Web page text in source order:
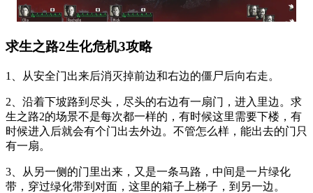
求生之路2生化危机3攻略
1、从安全门出来后消灭掉前边和右边的僵尸后向右走。
2、沿着下坡路到尽头，尽头的右边有一扇门，进入里边。求
生之路2的场景不是每次都一样的，有时候这里需要下楼，有
时候进入后就会有个门出去外边。不管怎么样，能出去的门只
有一扇。
3、从另一侧的门里出来，又是一条马路，中间是一片绿化
带，穿过绿化带到对面，这里的箱子上梯子，到另一边。